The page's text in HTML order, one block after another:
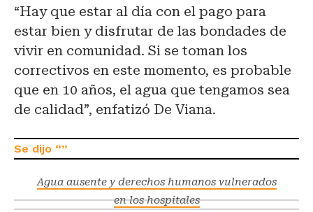
“Hay que estar al día con el pago para
estar bien y disfrutar de las bondades de
vivir en comunidad. Si se toman los
correctivos en este momento, es probable
que en 10 años, el agua que tengamos sea
de calidad”, enfatizó De Viana.
Agua ausente y derechos humanos vulnerados
en los hospitales